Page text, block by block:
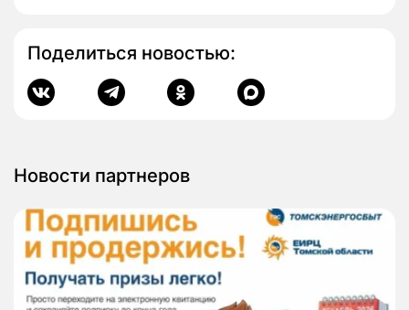
Поделиться новостью:
Новости партнеров